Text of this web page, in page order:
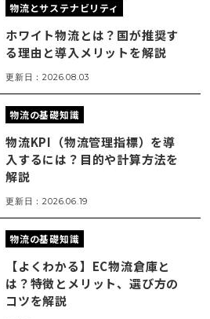
物流とサステナビリティ
ホワイト物流とは？国が推奨す
る理由と導入メリットを解説
更新日：2026.08.03
物流の基礎知識
物流KPI（物流管理指標）を導
入するには？目的や計算方法を
解説
更新日：2026.06.19
物流の基礎知識
【よくわかる】EC物流倉庫と
は？特徴とメリット、選び方の
コツを解説